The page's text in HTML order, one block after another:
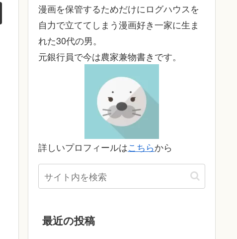
漫画を保管するためだけにログハウスを
自力で立ててしまう漫画好き一家に生ま
れた30代の男。
元銀行員で今は農家兼物書きです。
詳しいプロフィールはこちらから
最近の投稿